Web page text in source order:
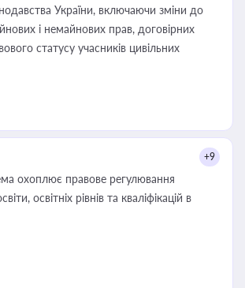
України, включаючи зміни до
і немайнових прав, договірних
статусу учасників цивільних
+9
охоплює правове регулювання
освітніх рівнів та кваліфікацій в